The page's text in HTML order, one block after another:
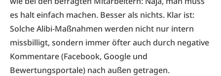
es halt einfach machen. Besser als nichts. Klar ist:
Solche Alibi-Maßnahmen werden nicht nur intern
missbilligt, sondern immer öfter auch durch negative
Kommentare (Facebook, Google und
Bewertungsportale) nach außen getragen.